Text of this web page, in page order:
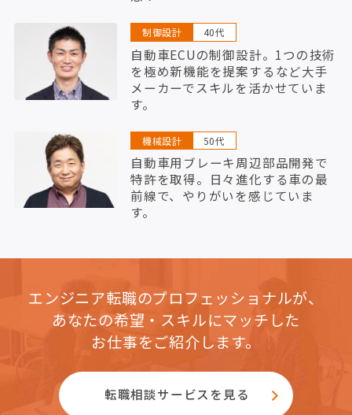
制御設計 40代
自動車ECUの制御設計。1つの技術
を極め新機能を提案するなど大手
メーカーでスキルを活かせていま
す。
機械設計 50代
自動車用ブレーキ周辺部品開発で
特許を取得。日々進化する車の最
前線で、やりがいを感じていま
す。
エンジニア転職のプロフェッショナルが、
あなたの希望・スキルにマッチした
お仕事をご紹介します。
転職相談サービスを見る